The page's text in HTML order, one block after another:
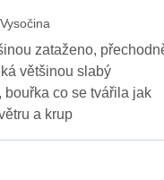
zataženo,
většinou slabý
bouřka co se tvářila jak
a krup